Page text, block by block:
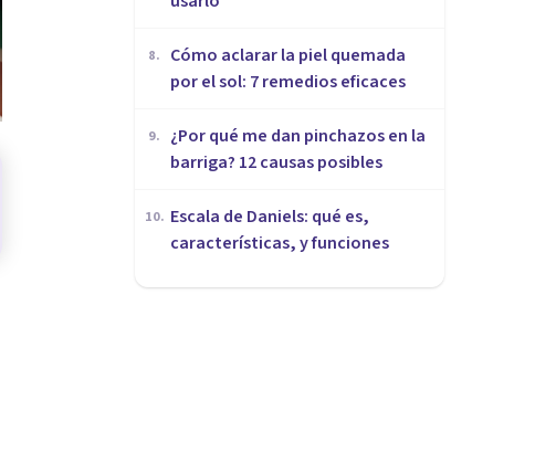
8.
Cómo aclarar la piel quemada
por el sol: 7 remedios eficaces
9.
¿Por qué me dan pinchazos en la
barriga? 12 causas posibles
10. Escala de Daniels: qué es,
características, y funciones